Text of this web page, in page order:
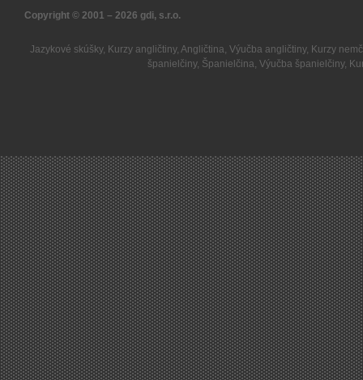
Copyright © 2001 – 2026 gdi, s.r.o.
Jazykové skúšky, Kurzy angličtiny, Angličtina, Výučba angličtiny, Kurzy
španielčiny, Španielčina, Výučba španielčiny,